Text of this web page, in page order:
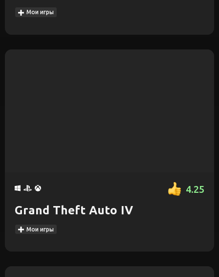
Мои игры
4.25
Grand Theft Auto IV
Мои игры